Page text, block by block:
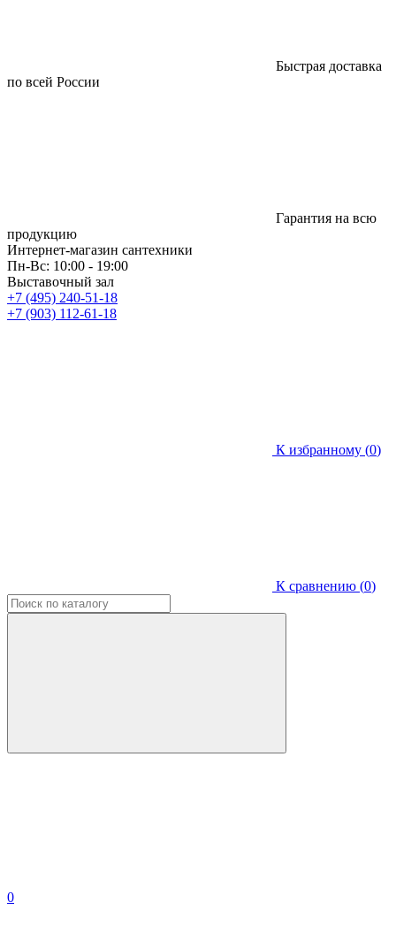
Быстрая доставка
по всей России
Гарантия на всю
продукцию
Интернет-магазин сантехники
Пн-Вс: 10:00 - 19:00
Выставочный зал
+7 (495) 240-51-18
+7 (903) 112-61-18
К избранному (0)
К сравнению (0)
0